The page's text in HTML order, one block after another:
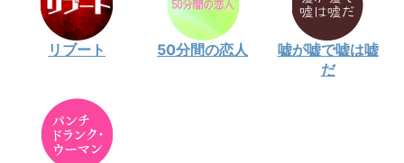
リブート 50分間の恋人
嘘が嘘で嘘は嘘
だ